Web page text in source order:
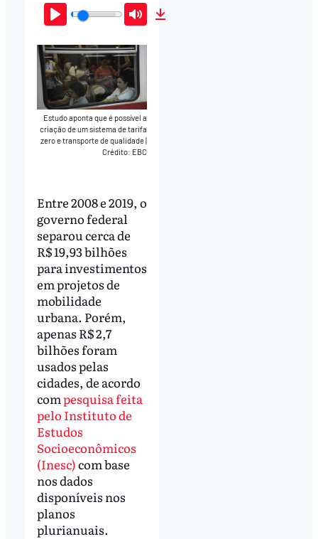
Play Mute
Estudo aponta que é possível a
criação de um sistema de tarifa
zero e transporte de qualidade
Crédito: EBC
Entre 2008 e 2019, o
governo federal
separou cerca de
R$ 19,93 bilhões
para investimentos
em projetos de
mobilidade
urbana. Porém,
apenas R$ 2,7
bilhões foram
usados pelas
cidades, de acordo
compesquisa feita
pelo Instituto de
Estudos
Socioeconômicos
(Inesc)com base
nos dados
disponíveis nos
planos
plurianuais.